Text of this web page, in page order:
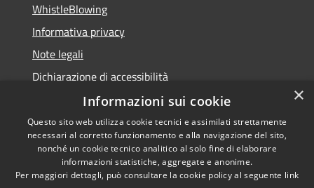
WhistleBlowing
Informativa privacy
Note legali
Dichiarazione di accessibilità
Accessibilità
Privacy
Copyright © 2026 • Città di
Montecchio Maggiore •
Powered byMunicipium •
×
Informazioni sui cookie
Questo sito web utilizza cookie tecnici e assimilati strettamente
necessari al corretto funzionamento e alla navigazione del sito,
nonché un cookie tecnico analitico al solo fine di elaborare
informazioni statistiche, aggregate e anonime.
Per maggiori dettagli, può consultare la cookie policy al seguente link